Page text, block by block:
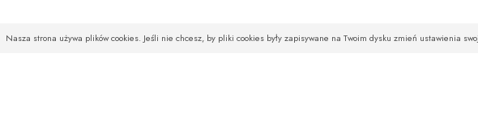
Nasza strona używa plików cookies. Jeśli nie chcesz, by pliki cookies były zapisywane na Twoim dysku zmień ustawienia